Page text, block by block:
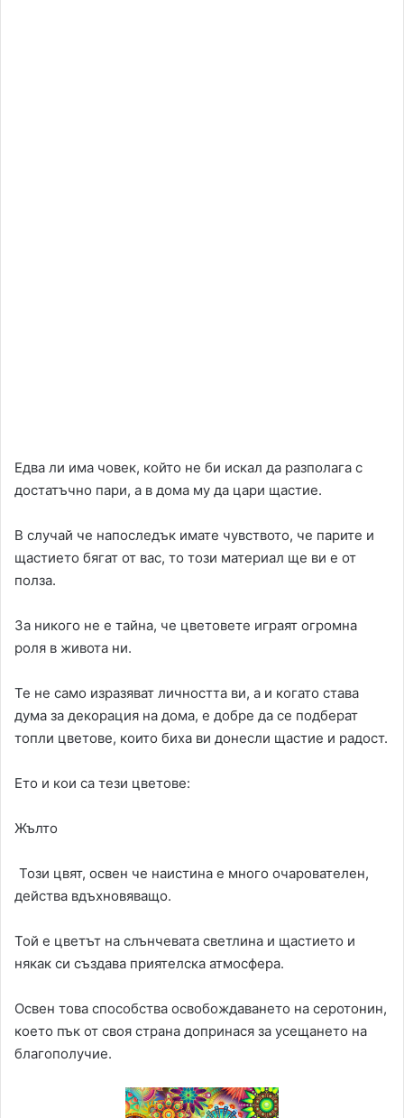
Едва ли има човек, който не би искал да разполага с
достатъчно пари, а в дома му да цари щастие.
В случай че напоследък имате чувството, че парите и
щастието бягат от вас, то този материал ще ви е от
полза.
За никого не е тайна, че цветовете играят огромна
роля в живота ни.
Те не само изразяват личността ви, а и когато става
дума за декорация на дома, е добре да се подберат
топли цветове, които биха ви донесли щастие и радост.
Ето и кои са тези цветове:
Жълто
Този цвят, освен че наистина е много очарователен,
действа вдъхновяващо.
Той е цветът на слънчевата светлина и щастието и
някак си създава приятелска атмосфера.
Освен това способства освобождаването на серотонин,
което пък от своя страна допринася за усещането на
благополучие.